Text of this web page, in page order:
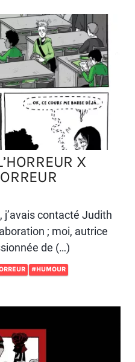
X
j’avais contacté Judith
; moi, autrice
de (…)
#HUMOUR